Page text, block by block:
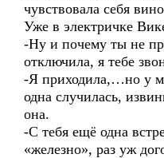
чувствовала себя
Уже в электричке
-Ну и почему ты не
отключила, я тебе
-Я приходила,…но у
одна случилась,
она.
-С тебя ещё одна
«железно», раз уж